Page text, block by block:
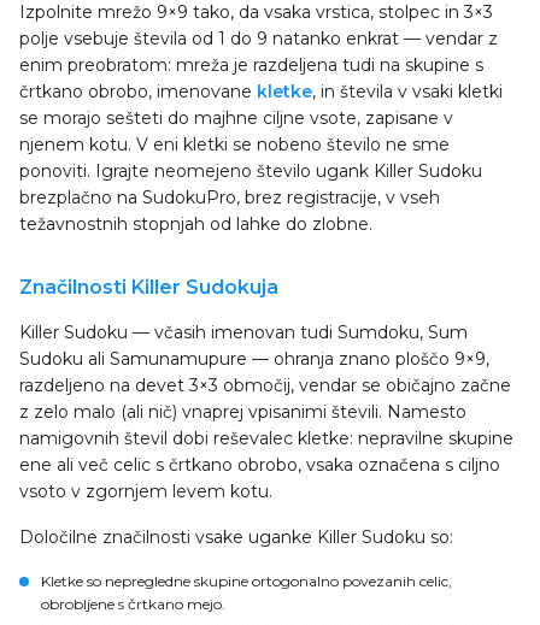
Izpolnite mrežo 9×9 tako, da vsaka vrstica, stolpec in 3×3
polje vsebuje števila od 1 do 9 natanko enkrat — vendar z
enim preobratom: mreža je razdeljena tudi na skupine s
črtkano obrobo, imenovane kletke, in števila v vsaki kletki
se morajo sešteti do majhne ciljne vsote, zapisane v
njenem kotu. V eni kletki se nobeno število ne sme
ponoviti. Igrajte neomejeno število ugank Killer Sudoku
brezplačno na SudokuPro, brez registracije, v vseh
težavnostnih stopnjah od lahke do zlobne.
Značilnosti Killer Sudokuja
Killer Sudoku — včasih imenovan tudi Sumdoku, Sum
Sudoku ali Samunamupure — ohranja znano ploščo 9×9,
razdeljeno na devet 3×3 območij, vendar se običajno začne
z zelo malo (ali nič) vnaprej vpisanimi števili. Namesto
namigovnih števil dobi reševalec kletke: nepravilne skupine
ene ali več celic s črtkano obrobo, vsaka označena s ciljno
vsoto v zgornjem levem kotu.
Določilne značilnosti vsake uganke Killer Sudoku so:
Kletke so nepregledne skupine ortogonalno povezanih celic,
obrobljene s črtkano mejo.